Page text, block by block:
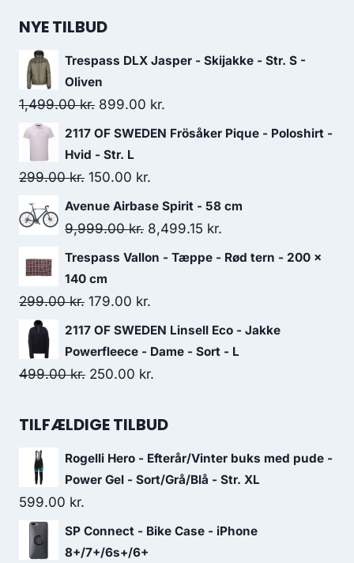
NYE TILBUD
Trespass DLX Jasper - Skijakke - Str. S -
Oliven
1,499.00kr. Original
price
was:
1,499.00 kr..
899.00 kr.
price
2117 OF SWEDEN Frösåker Pique - Poloshirt -
Hvid - Str. L
299.00kr. Original
price
was:
150.00 kr.
price
is:
Avenue Airbase Spirit - 58 cm
9,999.00kr. Original
price
9,999.00 kr..
8,499.15 kr.
price
Trespass Vallon - Tæppe - Rød tern - 200 x
140 cm
299.00kr. Original
price
was:
299.00 kr..
179.00 kr.
price
is:
179.00 kr..
2117 OF SWEDEN Linsell Eco - Jakke
Powerfleece - Dame - Sort - L
499.00kr. Original
was:
250.00 kr.
is:
TILFÆLDIGE TILBUD
Rogelli Hero - Efterår/Vinter buks med pude -
Power Gel - Sort/Grå/Blå - Str. XL
599.00 kr.
SP Connect - Bike Case - iPhone
8+/7+/6s+/6+